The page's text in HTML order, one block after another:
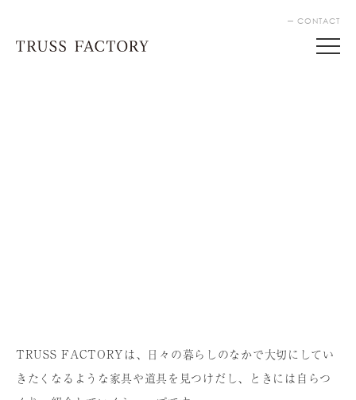
CONTACT
TRUSS FACTORYは、⽇々の暮らしのなかで⼤切にしてい
きたくなるような家具や道具を⾒つけだし、ときには⾃らつ